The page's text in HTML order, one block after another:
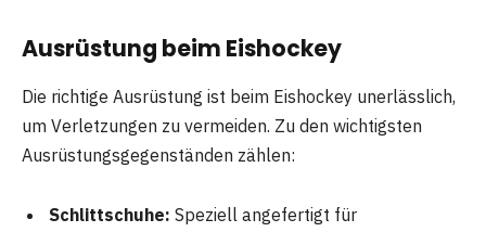
Ausrüstung beim Eishockey
Die richtige Ausrüstung ist beim Eishockey unerlässlich,
um Verletzungen zu vermeiden. Zu den wichtigsten
Ausrüstungsgegenständen zählen:
Schlittschuhe: Speziell angefertigt für